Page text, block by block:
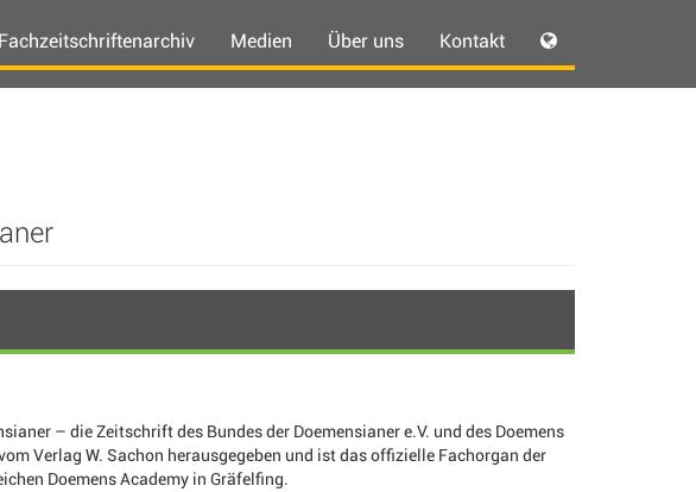
Fachzeitschriftenarchiv Medien Über uns Kontakt
– die Zeitschrift des Bundes der Doemensianer e.V. und des Doemens
Verlag W. Sachon herausgegeben und ist das offizielle Fachorgan der
Doemens Academy in Gräfelfing.